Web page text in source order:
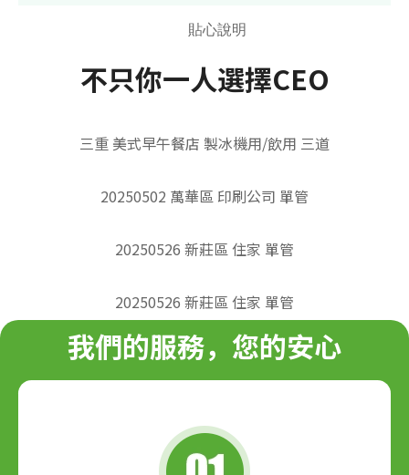
貼心說明
不只你一人選擇CEO
三重 美式早午餐店 製冰機用/飲用 三道
20250502 萬華區 印刷公司 單管
20250526 新莊區 住家 單管
20250526 新莊區 住家 單管
我們的服務，您的安心